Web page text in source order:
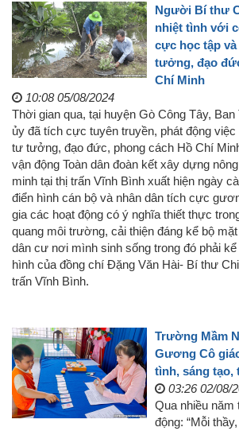
Người Bí thư
nhiệt tình với
cực học tập
tưởng, đạo
Chí Minh
10:08 05/08/2024
Thời gian qua, tại huyện Gò Công Tây,
ủy đã tích cực tuyên truyền, phát động
tư tưởng, đạo đức, phong cách Hồ Chí
vận động Toàn dân đoàn kết xây dựng
minh tại thị trấn Vĩnh Bình xuất hiện ngày
điển hình cán bộ và nhân dân tích cực
gia các hoạt động có ý nghĩa thiết thực
quang môi trường, cải thiện đáng kể bộ
dân cư nơi mình sinh sống trong đó phải
hình của đồng chí Đặng Văn Hài- Bí thư
trấn Vĩnh Bình.
Trường Mầm
Gương Cô
tình, sáng tạo,
03:26 02/08/
Qua nhiều
động: “Mỗi